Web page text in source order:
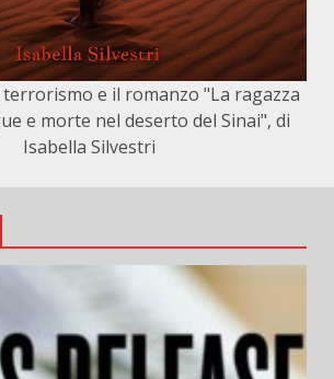
e il romanzo "La ragazza
e morte nel deserto del Sinai", di
Isabella Silvestri